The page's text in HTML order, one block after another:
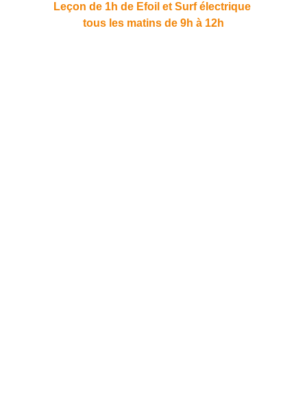
Leçon de 1h de Efoil et Surf électrique
tous les matins de 9h à 12h